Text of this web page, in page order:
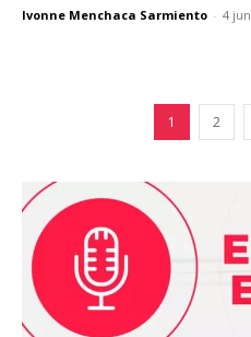
Ivonne Menchaca Sarmiento - 4
1 2